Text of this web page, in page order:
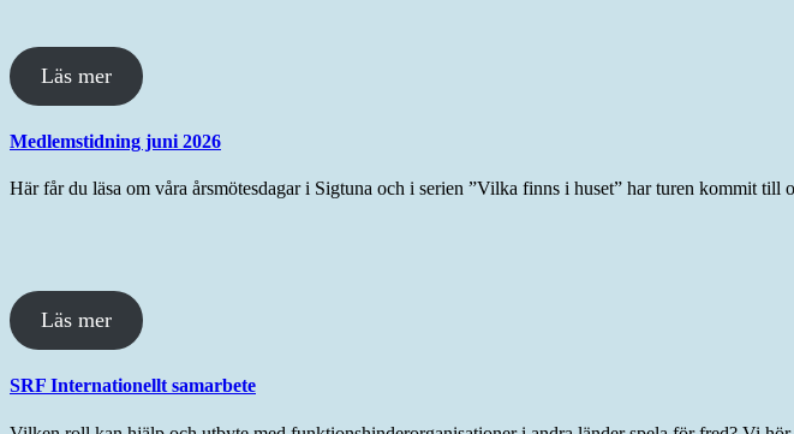
Läs mer
Medlemstidning juni 2026
Här får du läsa om våra årsmötesdagar i Sigtuna och i serien ”Vilka finns i huset” har turen kommit till
Läs mer
SRF Internationellt samarbete